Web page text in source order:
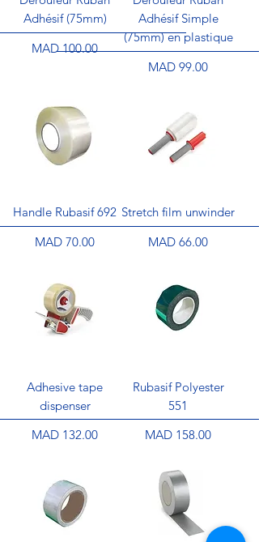
Adhésif (75mm)
Price
MAD 100.00
Adhésif Simple
(75mm) en plastique
Price
MAD 99.00
Handle Rubasif 692
Price
MAD 70.00
Stretch film unwinder
Price
MAD 66.00
Adhesive tape
dispenser
Price
MAD 132.00
Rubasif Polyester
551
Price
MAD 158.00